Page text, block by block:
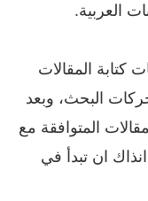
العربية.
كتابة المقالات
البحث، وبعد
المتوافقة مع
ان تبدأ في